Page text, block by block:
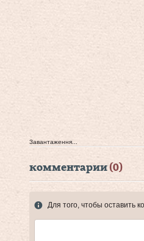
Завантаження...
комментарии(0)
Для того, чтобы оставить